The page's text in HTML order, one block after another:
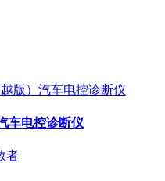
车电控诊断仪